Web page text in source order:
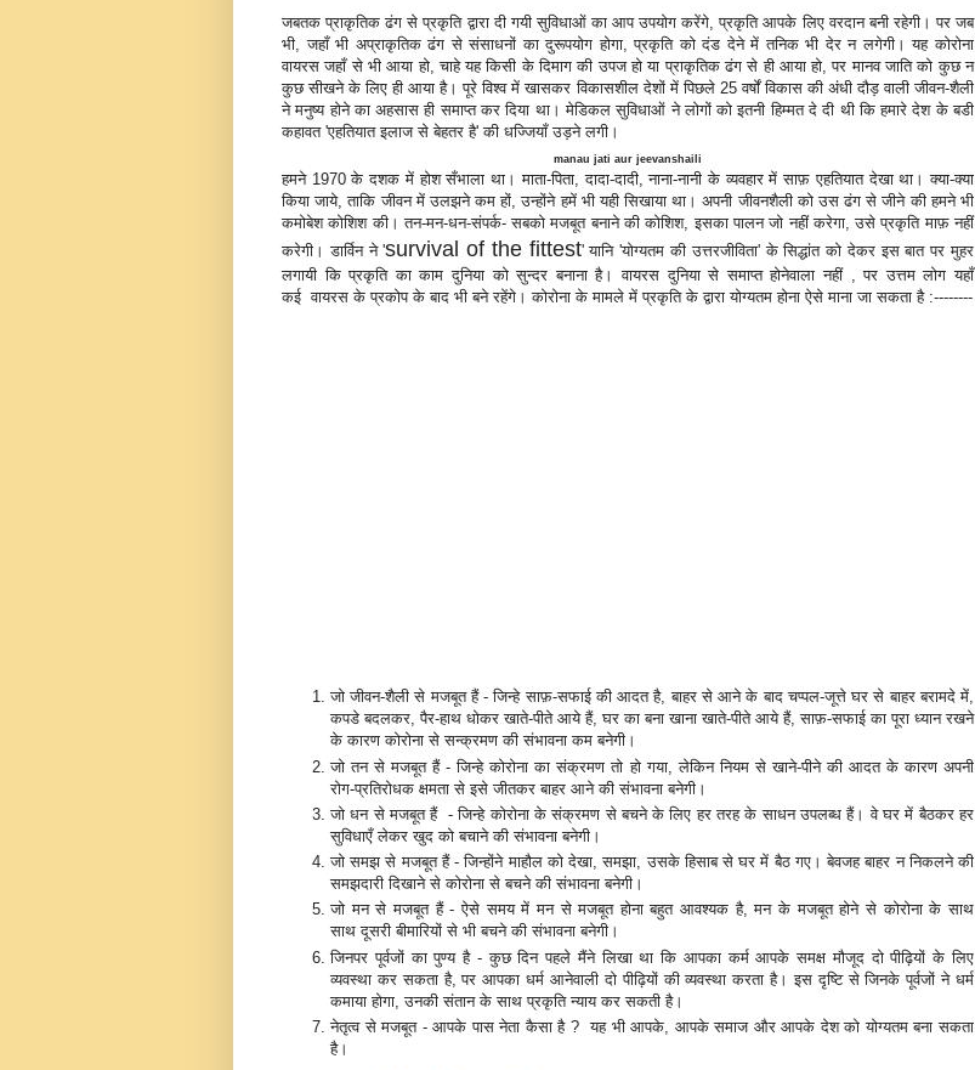
जबतक प्राकृतिक ढंग से प्रकृति द्वारा दी गयी सुविधाओं का आप उपयोग करेंगे, प्रकृति आपके लिए वरदान बनी रहेगी। पर जब
भी, जहाँ भी अप्राकृतिक ढंग से संसाधनों का दुरूपयोग होगा, प्रकृति को दंड देने में तनिक भी देर न लगेगी। यह कोरोना
वायरस जहाँ से भी आया हो, चाहे यह किसी के दिमाग की उपज हो या प्राकृतिक ढंग से ही आया हो, पर मानव जाति को कुछ न
कुछ सीखने के लिए ही आया है। पूरे विश्व में खासकर विकासशील देशों में पिछले 25 वर्षों विकास की अंधी दौड़ वाली जीवन-शैली
ने मनुष्य होने का अहसास ही समाप्त कर दिया था। मेडिकल सुविधाओं ने लोगों को इतनी हिम्मत दे दी थी कि हमारे देश के बडी
कहावत 'एहतियात इलाज से बेहतर है' की धज्जियाँ उड़ने लगी।
manau jati aur jeevanshaili
हमने 1970 के दशक में होश सँभाला था। माता-पिता, दादा-दादी, नाना-नानी के व्यवहार में साफ़ एहतियात देखा था। क्या-क्या
किया जाये, ताकि जीवन में उलझने कम हों, उन्होंने हमें भी यही सिखाया था। अपनी जीवनशैली को उस ढंग से जीने की हमने भी
कमोबेश कोशिश की। तन-मन-धन-संपर्क- सबको मजबूत बनाने की कोशिश, इसका पालन जो नहीं करेगा, उसे प्रकृति माफ़ नहीं
करेगी। डार्विन ने 'survival of the fittest' यानि 'योग्यतम की उत्तरजीविता' के सिद्धांत को देकर इस बात पर मुहर
लगायी कि प्रकृति का काम दुनिया को सुन्दर बनाना है। वायरस दुनिया से समाप्त होनेवाला नहीं , पर उत्तम लोग यहाँ
कई वायरस के प्रकोप के बाद भी बने रहेंगे। कोरोना के मामले में प्रकृति के द्वारा योग्यतम होना ऐसे माना जा सकता है :--------
जो जीवन-शैली से मजबूत हैं - जिन्हे साफ़-सफाई की आदत है, बाहर से आने के बाद चप्पल-जूत्ते घर से बाहर बरामदे में,
कपडे बदलकर, पैर-हाथ धोकर खाते-पीते आये हैं, घर का बना खाना खाते-पीते आये हैं, साफ़-सफाई का पूरा ध्यान रखने
के कारण कोरोना से सन्क्रमण की संभावना कम बनेगी।
जो तन से मजबूत हैं - जिन्हे कोरोना का संक्रमण तो हो गया, लेकिन नियम से खाने-पीने की आदत के कारण अपनी
रोग-प्रतिरोधक क्षमता से इसे जीतकर बाहर आने की संभावना बनेगी।
जो धन से मजबूत हैं - जिन्हे कोरोना के संक्रमण से बचने के लिए हर तरह के साधन उपलब्ध हैं। वे घर में बैठकर हर
सुविधाएँ लेकर खुद को बचाने की संभावना बनेगी।
जो समझ से मजबूत हैं - जिन्होंने माहौल को देखा, समझा, उसके हिसाब से घर में बैठ गए। बेवजह बाहर न निकलने की
समझदारी दिखाने से कोरोना से बचने की संभावना बनेगी।
जो मन से मजबूत हैं - ऐसे समय में मन से मजबूत होना बहुत आवश्यक है, मन के मजबूत होने से कोरोना के साथ
साथ दूसरी बीमारियों से भी बचने की संभावना बनेगी।
जिनपर पूर्वजों का पुण्य है - कुछ दिन पहले मैंने लिखा था कि आपका कर्म आपके समक्ष मौजूद दो पीढ़ियों के लिए
व्यवस्था कर सकता है, पर आपका धर्म आनेवाली दो पीढ़ियों की व्यवस्था करता है। इस दृष्टि से जिनके पूर्वजों ने धर्म
कमाया होगा, उनकी संतान के साथ प्रकृति न्याय कर सकती है।
नेतृत्व से मजबूत - आपके पास नेता कैसा है ? यह भी आपके, आपके समाज और आपके देश को योग्यतम बना सकता
है।